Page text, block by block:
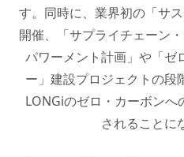
す。同時に、業界初の「サ
開催、「サプライチェーン
パワーメント計画」や「ゼ
ー」建設プロジェクトの段
LONGiのゼロ・カーボン
されることに